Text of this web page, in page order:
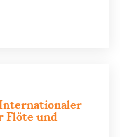
Flöte und